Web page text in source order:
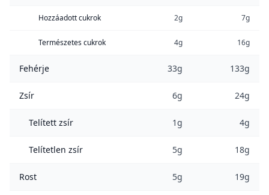
Hozzáadott cukrok 2g 7g
Természetes cukrok 4g 16g
Fehérje 33g 133g
Zsír 6g 24g
Telített zsír 1g 4g
Telítetlen zsír 5g 18g
Rost 5g 19g